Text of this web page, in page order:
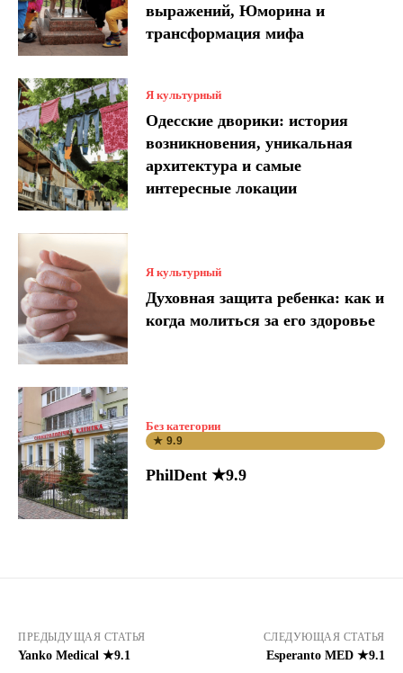
выражений, Юморина и
трансформация мифа
Я культурный
Одесские дворики: история
возникновения, уникальная
архитектура и самые
интересные локации
Я культурный
Духовная защита ребенка: как и
когда молиться за его здоровье
Без категории
★ 9.9
PhilDent ★9.9
ПРЕДЫДУЩАЯ СТАТЬЯ
Yanko Medical ★9.1
СЛЕДУЮЩАЯ СТАТЬЯ
Esperanto MED ★9.1